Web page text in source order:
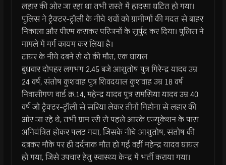
लहार की ओर जा रहा था तभी रास्ते में हादसा घटित हो गया।
पुलिस ने ट्रैक्टर-ट्रॉली के नीचे शवों को ग्रामीणों की मदत से बाहर
निकाला और पीएम कराकर परिजनों के सुर्पुद कर दिया। पुलिस ने
मामले में मर्ग कायम कर लिया है।
टायर के नीचे दबने से दो की मौत, एक घायल
बुधवार दोपहर लगभग 2.45 बजे आशुतोष पुत्र गिरेन्द्र यादव उम्र
24 वर्ष, संतोष कुशवाह पुत्र शिवदयाल कुशवाह उम्र 18 वर्ष
निवासीगण वार्ड क्र.14, महेन्द्र यादव पुत्र रामसिया यादव उम्र 40
वर्ष जो ट्रैक्टर-ट्रॉली से सरिया लेकर तीनों मिहोना से लहार की
ओर जा रहे थे, तभी ग्राम ररी से पहले आरके एज्यूकेशन के पास
अनियंत्रित होकर पलट गया, जिसके नीचे आशुतोष, संतोष की
दबकर मौके पर ही दर्दनाक मौत हो गई वहीं महेन्द्र यादव घायल
हो गया, जिसे उपचार हेतु स्वास्थ्य केन्द्र में भर्ती कराया गया।